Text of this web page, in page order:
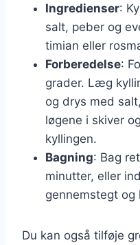
Ingredienser:
salt, peber og
timian eller
Forberedelse:
grader. Læg
og drys med
løgene i skiver
kyllingen.
Bagning: Bag
minutter, eller
gennemstegt og
Du kan også tilføje